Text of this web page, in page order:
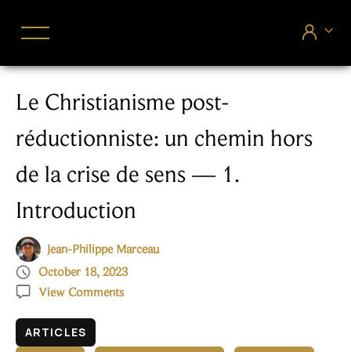
 
Le Christianisme post-
réductionniste: un chemin hors
de la crise de sens — 1.
Introduction
Jean-Philippe Marceau
 October 18, 2023
 View Comments
ARTICLES